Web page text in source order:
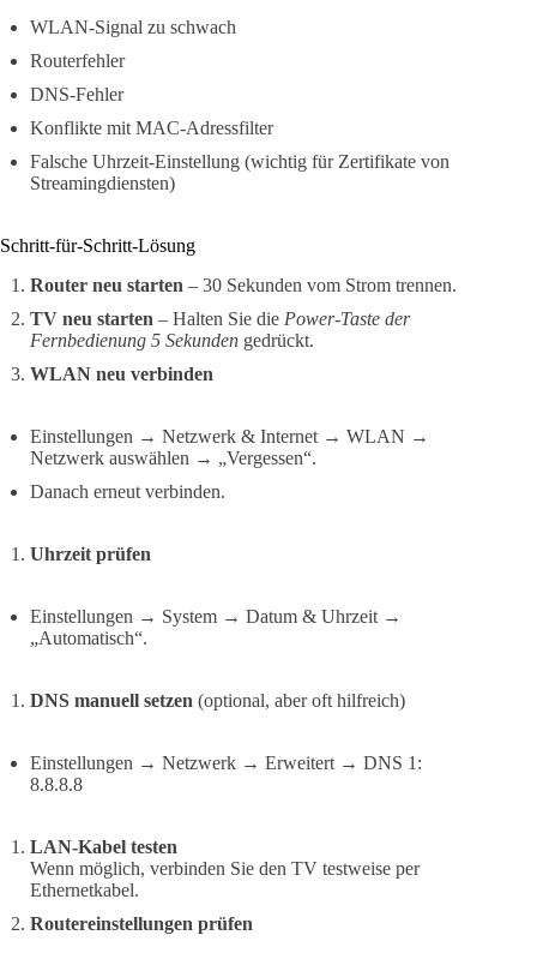
WLAN-Signal zu schwach
Routerfehler
DNS-Fehler
Konflikte mit MAC-Adressfilter
Falsche Uhrzeit-Einstellung (wichtig für Zertifikate von
Streamingdiensten)
Schritt-für-Schritt-Lösung
Router neu starten – 30 Sekunden vom Strom trennen.
TV neu starten – Halten Sie die Power-Taste der
Fernbedienung 5 Sekunden gedrückt.
WLAN neu verbinden
Einstellungen → Netzwerk & Internet → WLAN →
Netzwerk auswählen → „Vergessen“.
Danach erneut verbinden.
Uhrzeit prüfen
Einstellungen → System → Datum & Uhrzeit →
„Automatisch“.
DNS manuell setzen (optional, aber oft hilfreich)
Einstellungen → Netzwerk → Erweitert → DNS 1:
8.8.8.8
LAN-Kabel testen
Wenn möglich, verbinden Sie den TV testweise per
Ethernetkabel.
Routereinstellungen prüfen